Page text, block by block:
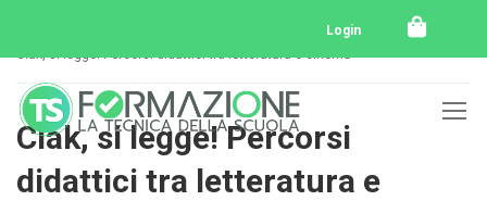
Login
Ciak, si legge! Percorsi didattici tra letteratura e cinema
Ciak, si legge! Percorsi
didattici tra letteratura e